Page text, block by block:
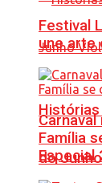
do
Festival
une arte
Família
Especial